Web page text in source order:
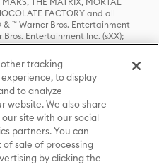
FACTORY and all
™ Warner Bros. Entertainment
Bros. Entertainment Inc. (sXX);
THRONES, and all related
Box Office, Inc. (sXX); CHILLING
© & ™ Warner Bros.
all related characters and
Inc. Used with permission.
and elements © & ™ Castle
© & ™ Warner Bros.
LLC (sXX); THE HOBBIT: AN
THE DESOLATION OF SMAUG,
ARMIES, THE LORD OF THE
THE LORD OF THE RINGS: THE
other tracking
to display
to analyze
website. We also share
site with our social
partners. You can
sale of processing
by clicking the